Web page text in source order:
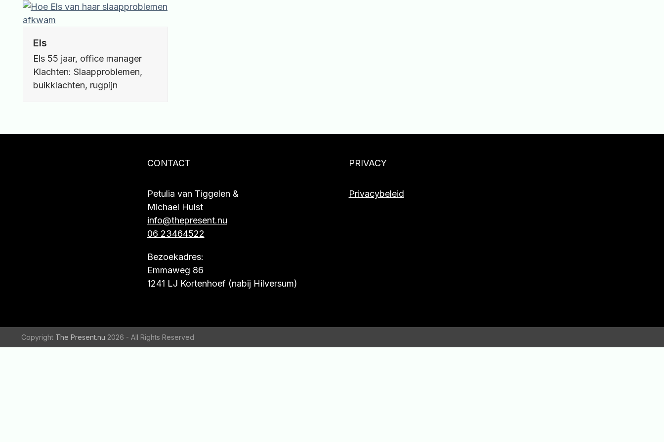
Els
Els 55 jaar, office manager
Klachten: Slaapproblemen,
buikklachten, rugpijn
CONTACT
Petulia van Tiggelen &
Michael Hulst
info@thepresent.nu
06 23464522
Bezoekadres:
Emmaweg 86
1241 LJ Kortenhoef (nabij Hilversum)
PRIVACY
Privacybeleid
Copyright The Present.nu 2026 - All Rights Reserved